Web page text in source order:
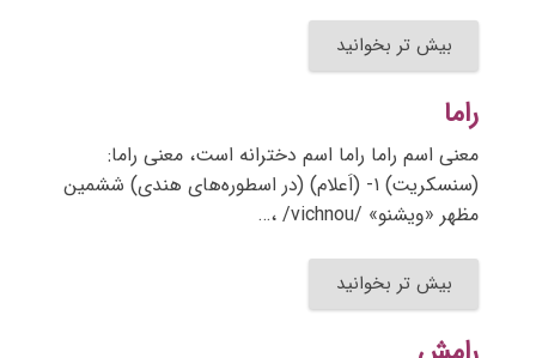
بیش تر بخوانید
راما
معنی اسم راما راما اسم دخترانه است، معنی راما:
(سنسکریت) ۱- (اَعلام) (در اسطوره‌های هندی) ششمین
مظهر «ویشنو» /vichnou/ ،…
بیش تر بخوانید